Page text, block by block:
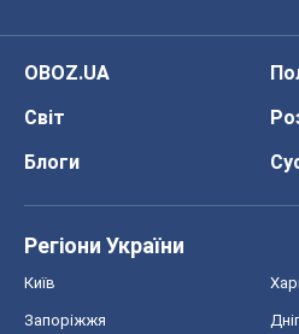
OBOZ.UA
Світ
Блоги
Регіони України
Київ
Запоріжжя